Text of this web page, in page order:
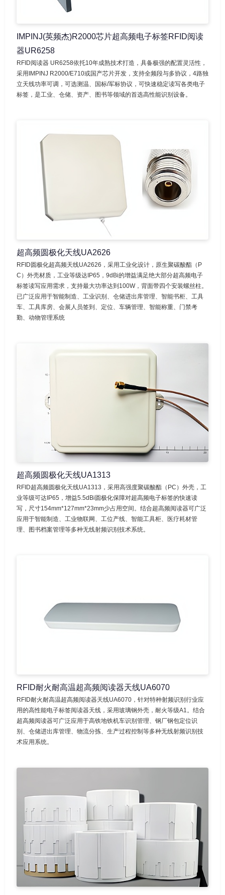
IMPINJ(英频杰)R2000芯片超高频电子标签RFID阅读
器UR6258
RFID阅读器 UR6258依托10年成熟技术打造，具备极强的配置灵活性，
采用IMPINJ R2000/E710或国产芯片开发，支持全频段与多协议，4路独
立天线功率可调，可选测温、国标/军标协议，可快速稳定读写各类电子
标签，是工业、仓储、资产、图书等领域的首选高性能识别设备。
超高频圆极化天线UA2626
RFID圆极化超高频天线UA2626，采用工业化设计，原生聚碳酸酯（P
C）外壳材质，工业等级达IP65，9dBi的增益满足绝大部分超高频电子
标签读写应用需求，支持最大功率达到100W，背面带四个安装螺丝柱。
已广泛应用于智能制造、工业识别、仓储进出库管理、智能书柜、工具
车、工具库房、会展人员签到、定位、车辆管理、智能称重、门禁考
勤、动物管理系统
超高频圆极化天线UA1313
RFID超高频圆极化天线UA1313，采用高强度聚碳酸酯（PC）外壳，工
业等级可达IP65，增益5.5dBi圆极化保障对超高频电子标签的快速读
写，尺寸154mm*127mm*23mm少占用空间。结合超高频阅读器可广泛
应用于智能制造、工业物联网、工位产线、智能工具柜、医疗耗材管
理、图书档案管理等多种无线射频识别技术系统。
RFID耐火耐高温超高频阅读器天线UA6070
RFID耐火耐高温超高频阅读器天线UA6070，针对特种射频识别行业应
用的高性能电子标签阅读器天线，采用玻璃钢外壳，耐火等级A1。结合
超高频阅读器可广泛应用于高铁地铁机车识别管理、钢厂钢包定位识
别、仓储进出库管理、物流分拣、生产过程控制等多种无线射频识别技
术应用系统。